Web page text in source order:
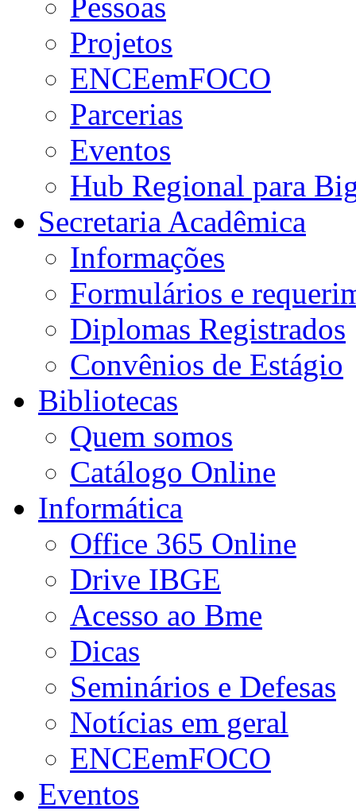
Projetos
ENCEemFOCO
Parcerias
Eventos
Hub Regional para
Secretaria Acadêmica
Informações
Formulários e
Diplomas Registrados
Convênios de Estágio
Bibliotecas
Quem somos
Catálogo Online
Informática
Office 365 Online
Drive IBGE
Acesso ao Bme
Dicas
Seminários e Defesas
Notícias em geral
ENCEemFOCO
Eventos